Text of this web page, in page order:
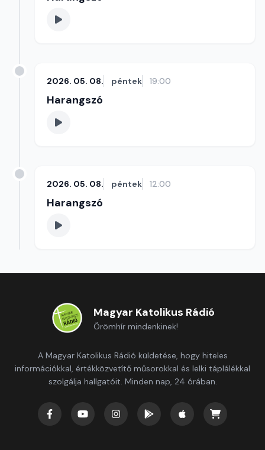
2026. 05. 08. péntek 19:00
Harangszó
2026. 05. 08. péntek 12:00
Harangszó
Magyar Katolikus Rádió
Örömhír mindenkinek!
A Magyar Katolikus Rádió küldetése, hogy hiteles
információkkal, értékközvetítő műsorokkal és lelki táplálékkal
szolgálja hallgatóit. Minden nap, 24 órában.